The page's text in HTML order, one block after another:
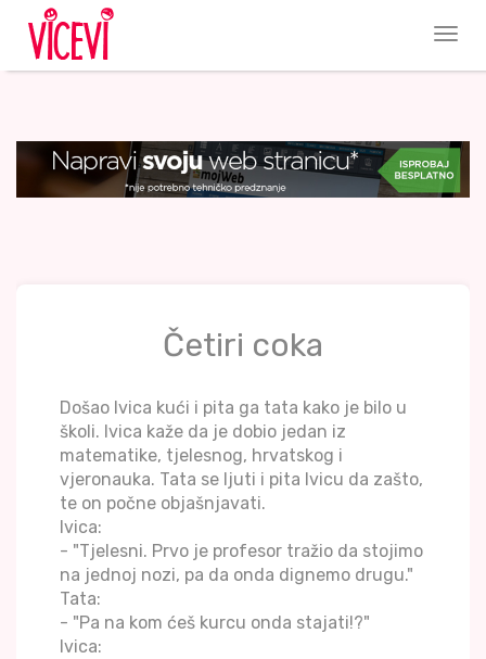
Četiri coka
Došao Ivica kući i pita ga tata kako je bilo u
školi. Ivica kaže da je dobio jedan iz
matematike, tjelesnog, hrvatskog i
vjeronauka. Tata se ljuti i pita Ivicu da zašto,
te on počne objašnjavati.
Ivica:
- "Tjelesni. Prvo je profesor tražio da stojimo
na jednoj nozi, pa da onda dignemo drugu."
Tata:
- "Pa na kom ćeš kurcu onda stajati!?"
Ivica: